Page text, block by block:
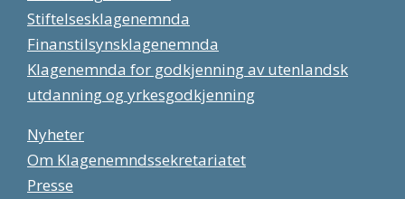
Stiftelsesklagenemnda
Finanstilsynsklagenemnda
Klagenemnda for godkjenning av utenlandsk
utdanning og yrkesgodkjenning
Nyheter
Om Klagenemndssekretariatet
Presse